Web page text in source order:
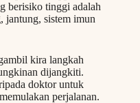
berisiko tinggi adalah
jantung, sistem imun
kira langkah
dijangkiti.
doktor untuk
perjalanan.